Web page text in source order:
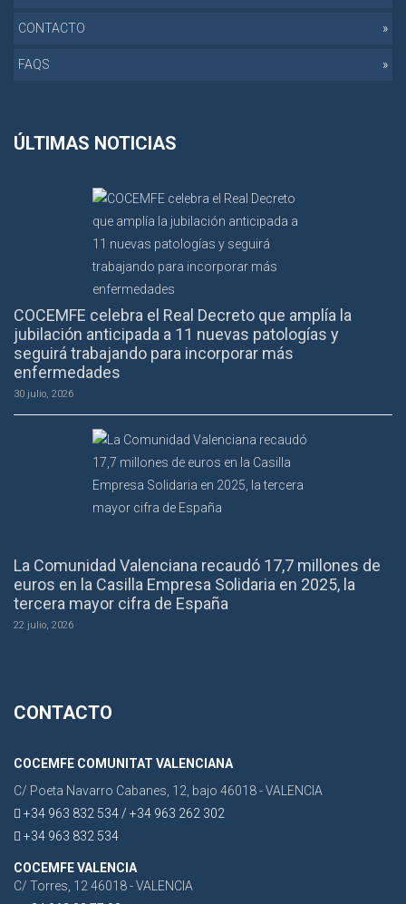
CONTACTO
FAQS
ÚLTIMAS NOTICIAS
COCEMFE celebra el Real Decreto que amplía la
jubilación anticipada a 11 nuevas patologías y
seguirá trabajando para incorporar más
enfermedades
30 julio, 2026
La Comunidad Valenciana recaudó 17,7 millones de
euros en la Casilla Empresa Solidaria en 2025, la
tercera mayor cifra de España
22 julio, 2026
CONTACTO
COCEMFE COMUNITAT VALENCIANA
C/ Poeta Navarro Cabanes, 12, bajo 46018 - VALENCIA
+34 963 832 534 / +34 963 262 302
+34 963 832 534
COCEMFE VALENCIA
C/ Torres, 12 46018 - VALENCIA